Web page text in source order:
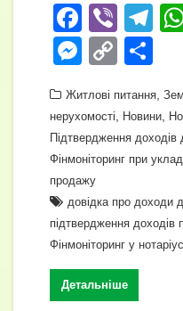
F
a
c
e
b
o
o
k
Vi
b
er
T
gr
a
m
M
ss
e
n
g
er
C
p
y
Li
n
k
ді
л
и
т
и
с
Житлові питання
нерухомості
Новини
Підтвердження доходів
Фінмоніторинг при
продажу
довідка про доходи
підтвердження доходів
Фінмоніторинг у
Детальніше